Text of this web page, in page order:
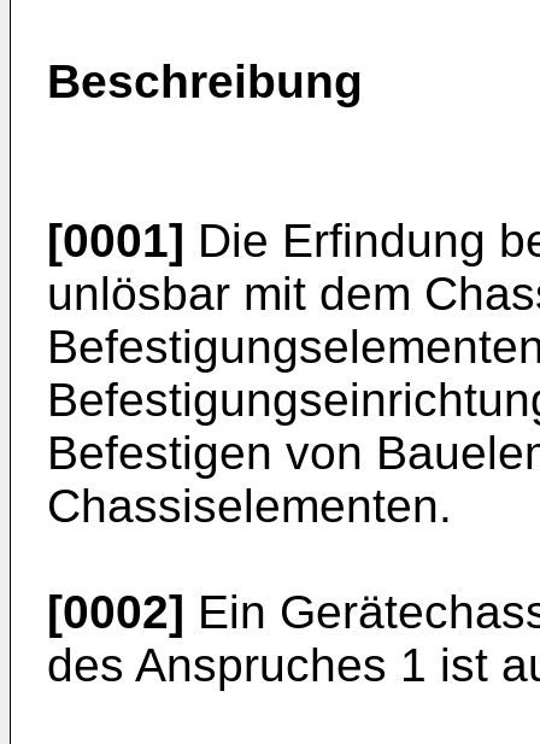
Beschreibung
[0001] Die Erfindung
unlösbar mit dem
Befestigen von
Chassiselementen.
[0002] Ein
des Anspruches 1 ist